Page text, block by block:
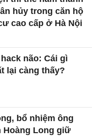
hủy trong căn hộ
cao cấp ở Hà Nội
não: Cái gì
lại càng thấy?
bổ nhiệm ông
Hoàng Long giữ